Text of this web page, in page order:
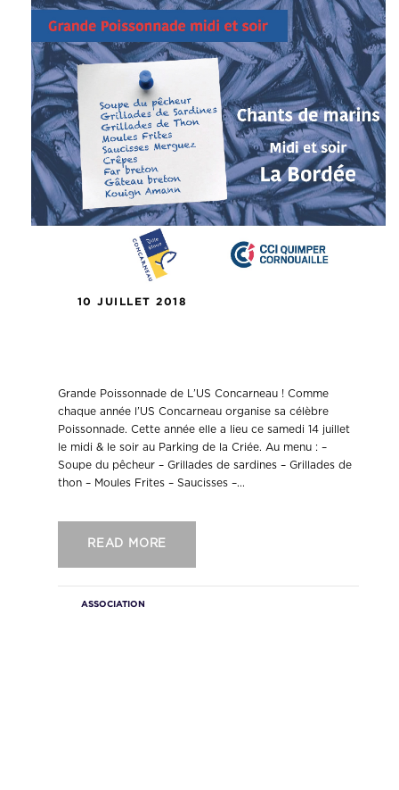
10 JUILLET 2018
Grande Poissonnade de L’US Concarneau ! Comme
chaque année l’US Concarneau organise sa célèbre
Poissonnade. Cette année elle a lieu ce samedi 14 juillet
le midi & le soir au Parking de la Criée. Au menu : –
Soupe du pêcheur – Grillades de sardines – Grillades de
thon – Moules Frites – Saucisses –...
READ MORE
ASSOCIATION